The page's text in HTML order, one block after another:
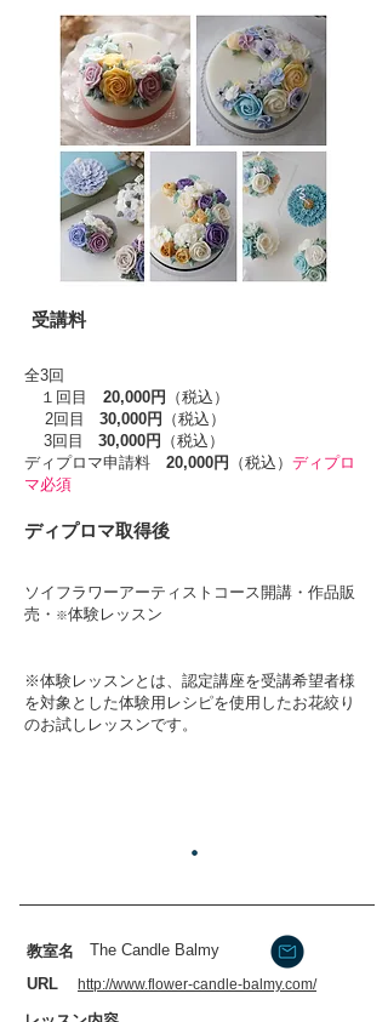
​受講料
全3回
１回目 20,000円
（税込）
2回目 30,000円
（税込）
3回目 30,000円
（税込）
​ディプロマ申請料 20,000円 （税込） ディプロ
マ必須
​ディプロマ取得後
ソイフラワーアーティストコース開講・作品販
売​・ ※体験レッスン
​※体験レッスンとは、認定講座を受講希望者様
を対象とした体験用レシピを使用したお花絞り
のお試しレッスンです。
​教室名
The Candle Balmy
​URL
http://www.flower-candle-balmy.com/